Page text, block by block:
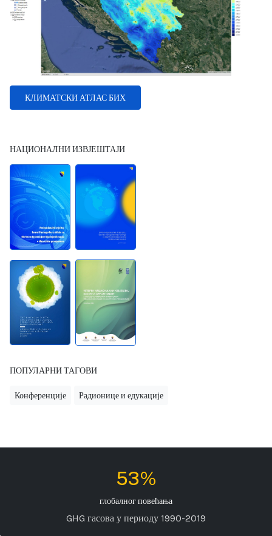
КЛИМАТСКИ АТЛАС БИХ
НАЦИОНАЛНИ ИЗВЈЕШТАЈИ
ПОПУЛАРНИ ТАГОВИ
Конференције Радионице и едукације
53%
глобалног повећања
GHG гасова у периоду 1990-2019